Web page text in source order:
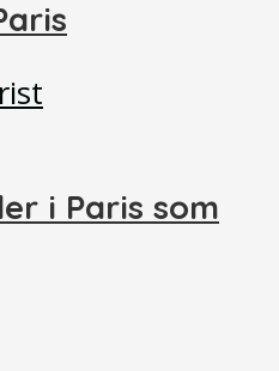
i Paris som